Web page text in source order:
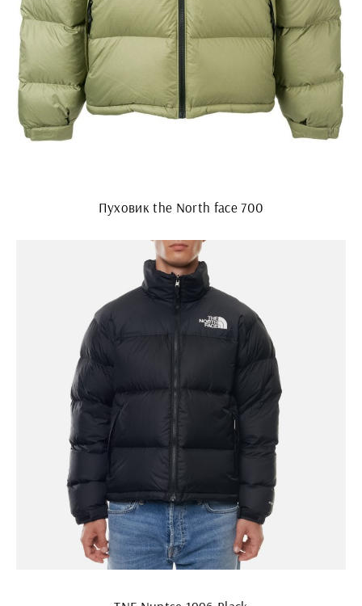
Пуховик the North face 700